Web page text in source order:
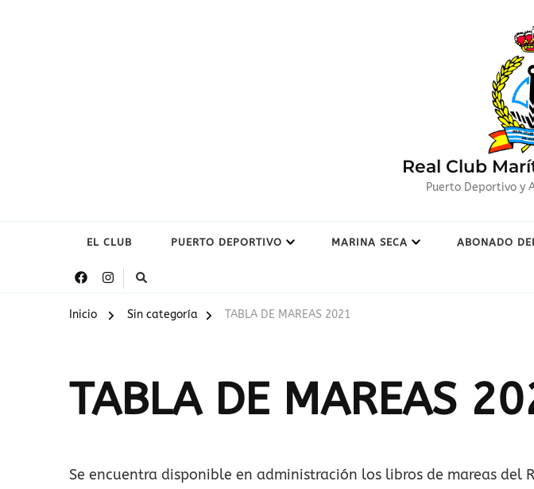
Real Club
Puerto Deportivo y
EL CLUB PUERTO DEPORTIVO MARINA SECA ABONADO
Inicio Sin categoría TABLA DE MAREAS 2021
TABLA DE MAREAS
Se encuentra disponible en administración los libros de mareas del